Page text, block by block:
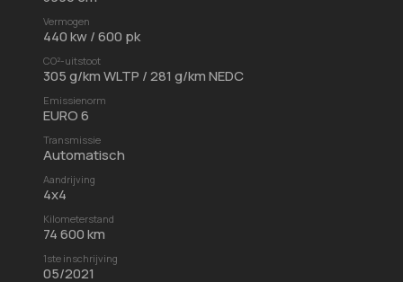
Vermogen
440 kw / 600 pk
CO²-uitstoot
305 g/km WLTP / 281 g/km NEDC
Emissienorm
EURO 6
Transmissie
Automatisch
Aandrijving
4x4
Kilometerstand
74 600 km
1ste inschrijving
05/2021